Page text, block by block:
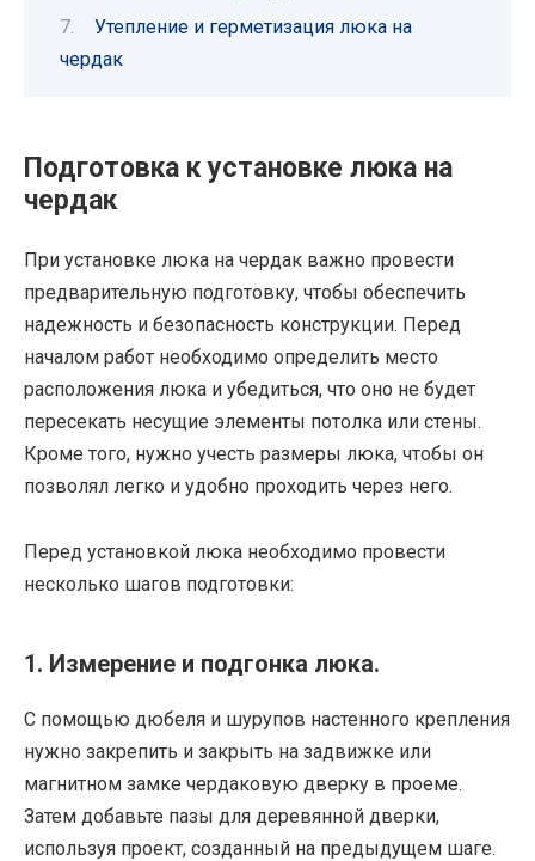
Утепление и герметизация люка на
чердак
Подготовка к установке люка на
чердак
При установке люка на чердак важно провести
предварительную подготовку, чтобы обеспечить
надежность и безопасность конструкции. Перед
началом работ необходимо определить место
расположения люка и убедиться, что оно не будет
пересекать несущие элементы потолка или стены.
Кроме того, нужно учесть размеры люка, чтобы он
позволял легко и удобно проходить через него.
Перед установкой люка необходимо провести
несколько шагов подготовки:
1. Измерение и подгонка люка.
С помощью дюбеля и шурупов настенного крепления
нужно закрепить и закрыть на задвижке или
магнитном замке чердаковую дверку в проеме.
Затем добавьте пазы для деревянной дверки,
используя проект, созданный на предыдущем шаге.